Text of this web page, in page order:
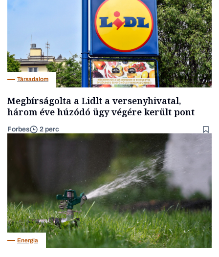
Társadalom
Megbírságolta a Lidlt a versenyhivatal,
három éve húzódó ügy végére került pont
Forbes 2 perc
Energia